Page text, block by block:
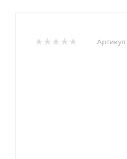
Артикул: